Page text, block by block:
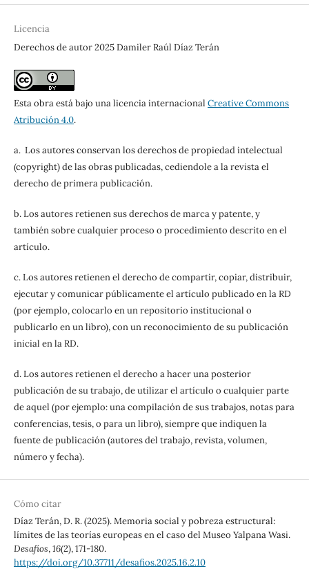
Licencia
Derechos de autor 2025 Damiler Raúl Díaz Terán
Esta obra está bajo una licencia internacional Creative Commons
Atribución 4.0.
a. Los autores conservan los derechos de propiedad intelectual
(copyright) de las obras publicadas, cediendole a la revista el
derecho de primera publicación.
b. Los autores retienen sus derechos de marca y patente, y
también sobre cualquier proceso o procedimiento descrito en el
artículo.
c. Los autores retienen el derecho de compartir, copiar, distribuir,
ejecutar y comunicar públicamente el artículo publicado en la RD
(por ejemplo, colocarlo en un repositorio institucional o
publicarlo en un libro), con un reconocimiento de su publicación
inicial en la RD.
d. Los autores retienen el derecho a hacer una posterior
publicación de su trabajo, de utilizar el artículo o cualquier parte
de aquel (por ejemplo: una compilación de sus trabajos, notas para
conferencias, tesis, o para un libro), siempre que indiquen la
fuente de publicación (autores del trabajo, revista, volumen,
número y fecha).
Cómo citar
Díaz Terán, D. R. (2025). Memoria social y pobreza estructural:
límites de las teorías europeas en el caso del Museo Yalpana Wasi.
Desafíos,16(2), 171-180.
https://doi.org/10.37711/desafios.2025.16.2.10